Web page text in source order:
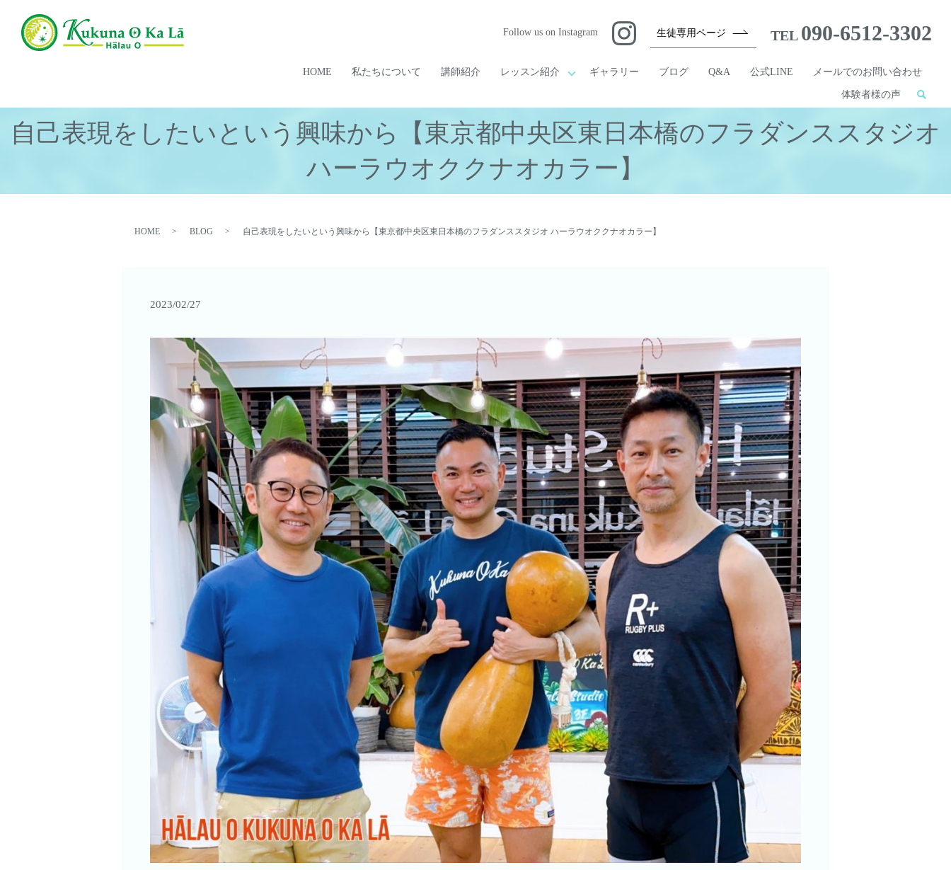
HOME 私たちについて 講師紹介 レッスン紹介 ギャラリー ブログ Q&A 公式LINE メールでのお問い合わせ
体験者様の声
Follow us on Instagram 生徒専用ページ TEL 090-6512-3302
自己表現をしたいという興味から【東京都中央区東日本橋のフラダンススタジオ
ハーラウオククナオカラー】
HOME BLOG 自己表現をしたいという興味から【東京都中央区東日本橋のフラダンススタジオ ハーラウオククナオカラー】
2023/02/27